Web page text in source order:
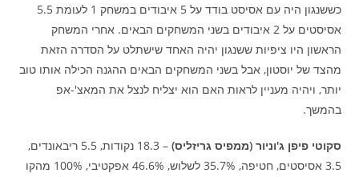
כששנגון היה עם אסיסט בודד על 5 איבודים במשחק 1 לעומת 5.5
אסיסטים על 2 איבודים בשני המשחקים הבאים. אחרי המשחק
הראשון היו ציפיות ששנגון יהיה האחד שישתלט על הסדרה הזאת
מהצד של יוסטון, אבל בשני המשחקים הבאים ההגנה הכילה אותו טוב
יותר, ויהיה מעניין לראות האם הוא יצליח לנצל את המאצ'-אפ
בהמשך.
סקוטי פיפן ג'וניור (ממפיס גריזליס)
– 18.3 נקודות, 5.5 ריבאונדים,
3.5 אסיסטים, חטיפה, 35.7% לשלוש, 46.6% אפקטיבי, 100% מהקו